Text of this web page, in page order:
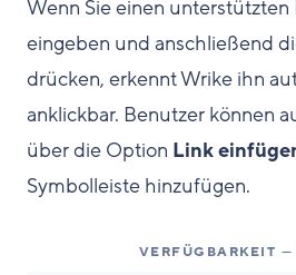
Wenn Sie einen
eingeben und anschließend
drücken, erkennt Wrike ihn
anklickbar. Benutzer können
über die Option Link
Symbolleiste hinzufügen.
VERFÜGBARKEIT